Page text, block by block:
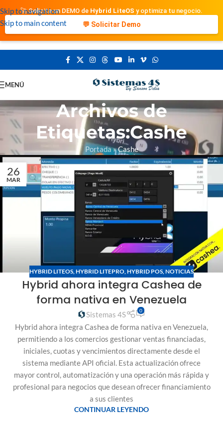
Skip to navigation
Skip to main content
🚀 Solicita un DEMO de Hybrid LiteOS y optimiza tu negocio.
💬 Solicitar Demo
MENÚ
Archivos de
Etiquetas:Cashe
Portada»Cashe
26
MAR
HYBRID LITEOS,HYBRID LITEPRO,HYBRID POS,NOTICIAS
Hybrid ahora integra Cashea de
forma nativa en Venezuela
Sistemas 4S 0
Hybrid ahora integra Cashea de forma nativa en Venezuela,
permitiendo a los comercios gestionar ventas financiadas,
iniciales, cuotas y vencimientos directamente desde el
sistema mediante API oficial. Esta actualización ofrece
mayor control, automatización y una operación más rápida y
profesional para negocios que desean ofrecer financiamiento
a sus clientes
CONTINUAR LEYENDO